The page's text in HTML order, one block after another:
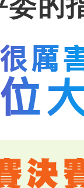
委的